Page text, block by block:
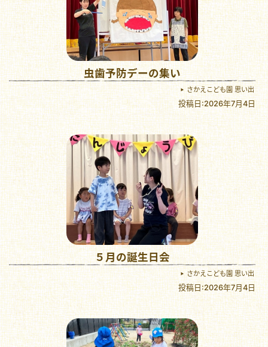
虫歯予防デーの集い
さかえこども園 思い出
投稿日:2026年7月4日
５月の誕生日会
さかえこども園 思い出
投稿日:2026年7月4日